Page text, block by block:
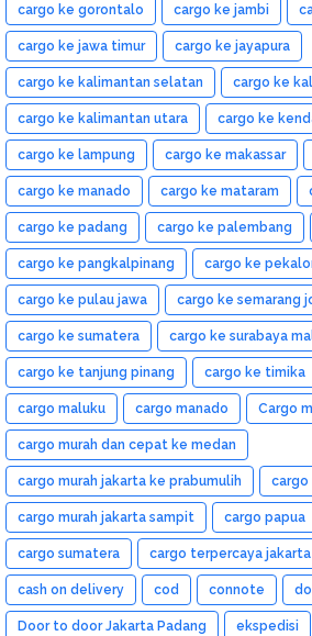
cargo ke gorontalo cargo ke jambi
cargo ke jawa timur cargo ke jayapura
cargo ke kalimantan selatan cargo ke
cargo ke kalimantan utara cargo ke
cargo ke lampung cargo ke makassar
cargo ke manado cargo ke mataram
cargo ke padang cargo ke palembang
cargo ke pangkalpinang cargo ke
cargo ke pulau jawa cargo ke semarang
cargo ke sumatera cargo ke surabaya
cargo ke tanjung pinang cargo ke timika
cargo maluku cargo manado Cargo
cargo murah dan cepat ke medan
cargo murah jakarta ke prabumulih cargo
cargo murah jakarta sampit cargo papua
cargo sumatera cargo terpercaya jakarta
cash on delivery cod connote
Door to door Jakarta Padang ekspedisi